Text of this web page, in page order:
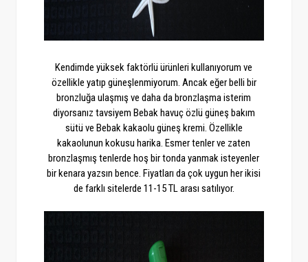
Kendimde yüksek faktörlü ürünleri kullanıyorum ve
özellikle yatıp güneşlenmiyorum. Ancak eğer belli bir
bronzluğa ulaşmış ve daha da bronzlaşma isterim
diyorsanız tavsiyem Bebak havuç özlü güneş bakım
sütü ve Bebak kakaolu güneş kremi. Özellikle
kakaolunun kokusu harika. Esmer tenler ve zaten
bronzlaşmış tenlerde hoş bir tonda yanmak isteyenler
bir kenara yazsın bence. Fiyatları da çok uygun her ikisi
de farklı sitelerde 11-15 TL arası satılıyor.